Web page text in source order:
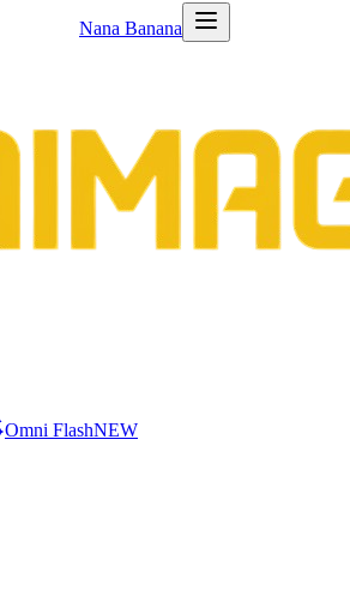
Nana Banana
Omni FlashNEW